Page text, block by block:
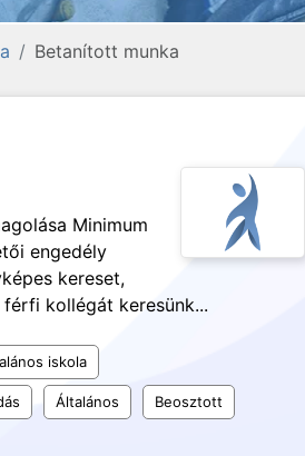
Betanított munka
Minimum
engedély
kereset,
kollégát keresünk...
iskola
Általános Beosztott